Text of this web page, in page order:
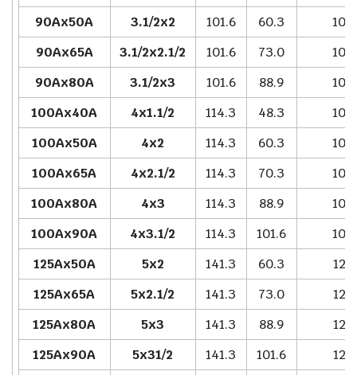
90Ax50A
3.1/2x2 101.6 60.3
90Ax65A
3.1/2x2.1/2 101.6 73.0
90Ax80A
3.1/2x3 101.6 88.9
100Ax40A
4x1.1/2 114.3 48.3
100Ax50A
4x2 114.3 60.3
100Ax65A
4x2.1/2 114.3 70.3
100Ax80A
4x3 114.3 88.9
100Ax90A
4x3.1/2 114.3 101.6
125Ax50A
5x2 141.3 60.3
125Ax65A
5x2.1/2 141.3 73.0
125Ax80A
5x3 141.3 88.9
125Ax90A
5x31/2 141.3 101.6